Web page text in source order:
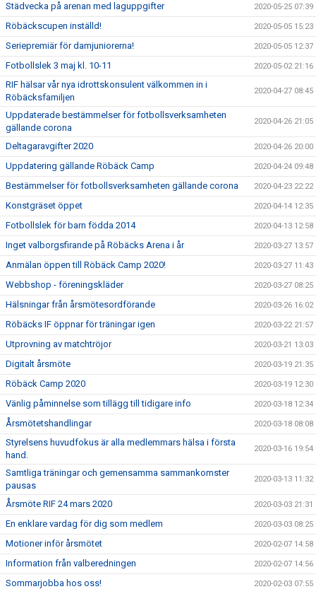
Städvecka på arenan med laguppgifter 2020-05-25 07:39
Röbäckscupen inställd! 2020-05-05 15:23
Seriepremiär för damjuniorerna! 2020-05-05 12:37
Fotbollslek 3 maj kl. 10-11 2020-05-02 21:16
RIF hälsar vår nya idrottskonsulent välkommen in i
Röbäcksfamiljen
2020-04-27 08:45
Uppdaterade bestämmelser för fotbollsverksamheten
gällande corona
2020-04-26 21:05
Deltagaravgifter 2020 2020-04-26 20:00
Uppdatering gällande Röbäck Camp 2020-04-24 09:48
Bestämmelser för fotbollsverksamheten gällande corona 2020-04-23 22:22
Konstgräset öppet 2020-04-14 12:35
Fotbollslek för barn födda 2014 2020-04-13 12:58
Inget valborgsfirande på Röbäcks Arena i år 2020-03-27 13:57
Anmälan öppen till Röbäck Camp 2020! 2020-03-27 11:43
Webbshop - föreningskläder 2020-03-27 08:25
Hälsningar från årsmötesordförande 2020-03-26 16:02
Röbäcks IF öppnar för träningar igen 2020-03-22 21:57
Utprovning av matchtröjor 2020-03-21 13:03
Digitalt årsmöte 2020-03-19 21:35
Röbäck Camp 2020 2020-03-19 12:30
Vänlig påminnelse som tillägg till tidigare info 2020-03-18 12:34
Årsmötetshandlingar 2020-03-18 08:08
Styrelsens huvudfokus är alla medlemmars hälsa i första
hand.
2020-03-16 19:54
Samtliga träningar och gemensamma sammankomster
pausas
2020-03-13 11:32
Årsmöte RIF 24 mars 2020 2020-03-03 21:31
En enklare vardag för dig som medlem 2020-03-03 08:25
Motioner inför årsmötet 2020-02-07 14:58
Information från valberedningen 2020-02-07 14:56
Sommarjobba hos oss! 2020-02-03 07:55